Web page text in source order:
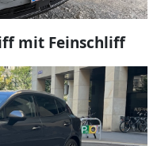
mit Feinschliff